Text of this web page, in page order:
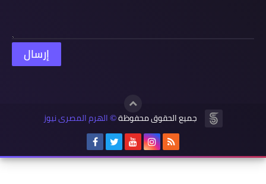
جميع الحقوق محفوظة© الهرم المصرى نيوز